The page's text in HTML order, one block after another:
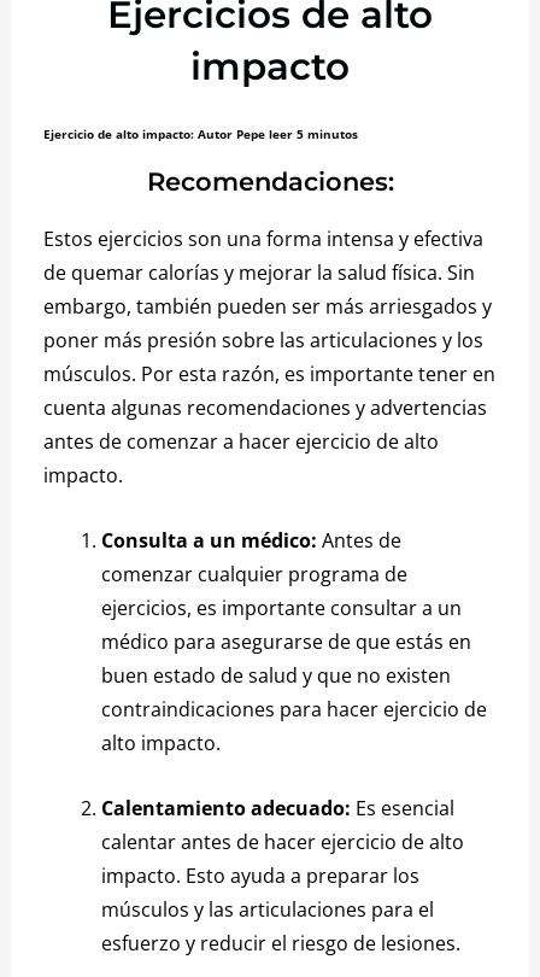
Ejercicios de alto
impacto
Ejercicio de alto impacto: Autor Pepe leer 5 minutos
Recomendaciones:
Estos ejercicios son una forma intensa y efectiva
de quemar calorías y mejorar la salud física.Sin
embargo, también pueden ser más arriesgados y
poner más presión sobre las articulaciones y los
músculos. Por esta razón, es importante tener en
cuenta algunas recomendaciones y advertencias
antes de comenzar a hacer ejercicio de alto
impacto.
Consulta a un médico: Antes de
comenzar cualquier programa de
ejercicios, es importante consultar a un
médico para asegurarse de que estás en
buen estado de salud y que no existen
contraindicaciones para hacer ejercicio de
alto impacto.
Calentamiento adecuado: Es esencial
calentar antes de hacer ejercicio de alto
impacto. Esto ayuda a preparar los
músculos y las articulaciones para el
esfuerzo y reducir el riesgo de lesiones.